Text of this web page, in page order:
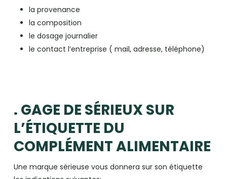
la provenance
la composition
le dosage journalier
le contact l’entreprise ( mail, adresse, téléphone)
. GAGE DE SÉRIEUX SUR
L’ÉTIQUETTE DU
COMPLÉMENT ALIMENTAIRE
Une marque sérieuse vous donnera sur son étiquette